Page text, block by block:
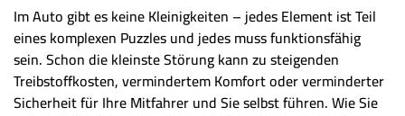
Im Auto gibt es keine Kleinigkeiten – jedes Element ist Teil
eines komplexen Puzzles und jedes muss funktionsfähig
sein. Schon die kleinste Störung kann zu steigenden
Treibstoffkosten, vermindertem Komfort oder verminderter
Sicherheit für Ihre Mitfahrer und Sie selbst führen. Wie Sie